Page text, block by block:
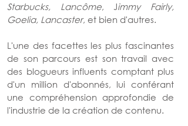
Starbucks, Lancôme, Jimmy Fairly,
Goelia, Lancaster, et bien d'autres.
L'une des facettes les plus fascinantes
de son parcours est son travail avec
des blogueurs influents comptant plus
d'un million d'abonnés, lui conférant
une compréhension approfondie de
l'industrie de la création de contenu.